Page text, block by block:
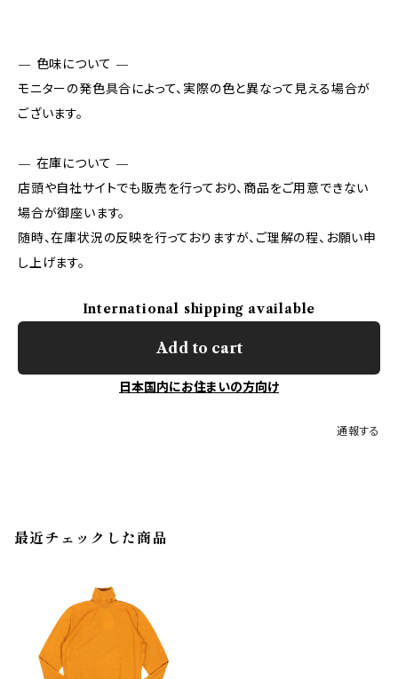
— 色味について —
モニターの発色具合によって、実際の色と異なって見える場合が
ございます。
— 在庫について —
店頭や自社サイトでも販売を行っており、商品をご用意できない
場合が御座います。
随時、在庫状況の反映を行っておりますが、ご理解の程、お願い申
し上げます。
International shipping available
Add to cart
日本国内にお住まいの方向け
通報する
最近チェックした商品